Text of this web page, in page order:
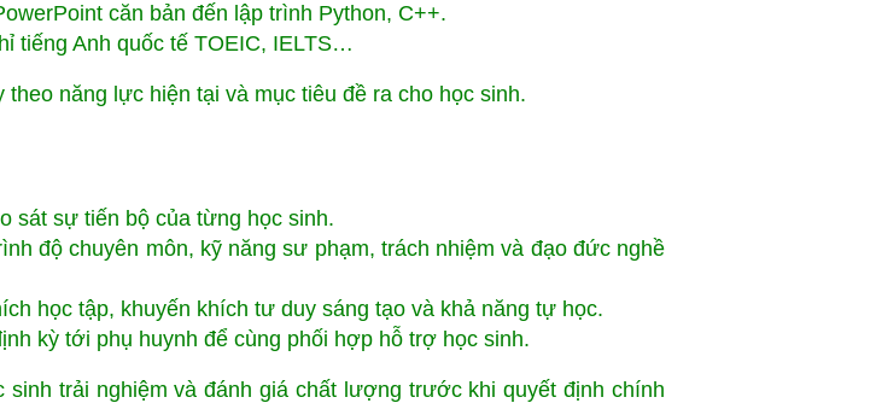
căn bản đến lập trình Python, C++.
tiếng Anh quốc tế TOEIC, IELTS…
năng lực hiện tại và mục tiêu đề ra cho học sinh.
sát sự tiến bộ của từng học sinh.
độ chuyên môn, kỹ năng sư phạm, trách nhiệm và đạo đức nghề
học tập, khuyến khích tư duy sáng tạo và khả năng tự học.
kỳ tới phụ huynh để cùng phối hợp hỗ trợ học sinh.
trải nghiệm và đánh giá chất lượng trước khi quyết định chính